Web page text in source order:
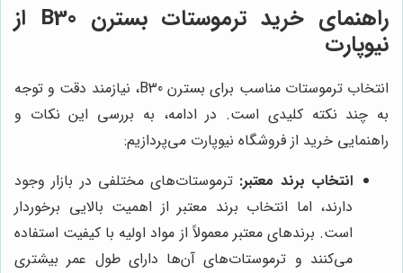
راهنمای خرید ترموستات بسترن B30 از
نیوپارت
انتخاب ترموستات مناسب برای بسترن B30، نیازمند دقت و توجه
به چند نکته کلیدی است. در ادامه، به بررسی این نکات و
راهنمایی خرید از فروشگاه نیوپارت می‌پردازیم:
انتخاب برند معتبر: ترموستات‌های مختلفی در بازار وجود
دارند، اما انتخاب برند معتبر از اهمیت بالایی برخوردار
است. برندهای معتبر معمولاً از مواد اولیه با کیفیت استفاده
می‌کنند و ترموستات‌های آن‌ها دارای طول عمر بیشتری